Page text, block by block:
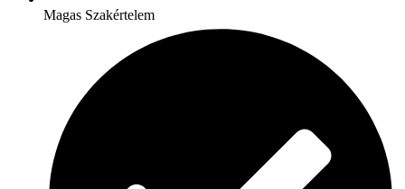
Magas Szakértelem